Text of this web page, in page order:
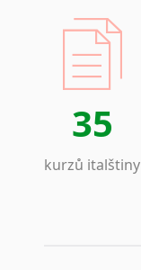
35
kurzů italštiny